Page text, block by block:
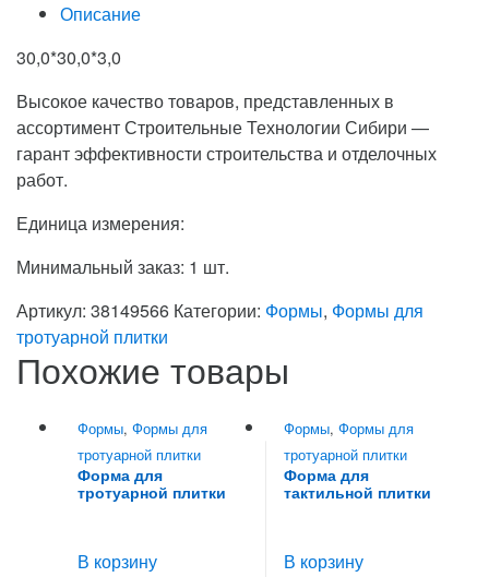
Описание
30,0*30,0*3,0
Высокое качество товаров, представленных в
ассортимент Строительные Технологии Сибири —
гарант эффективности строительства и отделочных
работ.
Единица измерения:
Минимальный заказ: 1 шт.
Артикул: 38149566 Категории: Формы, Формы для
тротуарной плитки
Похожие товары
Формы, Формы для
тротуарной плитки
Форма для
тротуарной плитки
В корзину
Формы, Формы для
тротуарной плитки
Форма для
тактильной плитки
В корзину